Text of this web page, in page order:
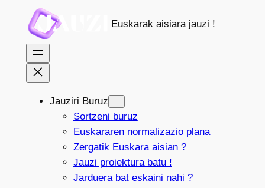
edukira
Euskarak aisiara jauzi !
Jauziri Buruz
Sortzeni buruz
Euskararen normalizazio plana
Zergatik Euskara aisian ?
Jauzi proiektura batu !
Jarduera bat eskaini nahi ?